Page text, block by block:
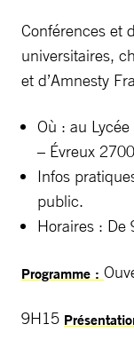
Conférences et
universitaires,
et d’Amnesty
Où : au
– Évreux
Infos
public.
Horaires : De
Programme :
9H15